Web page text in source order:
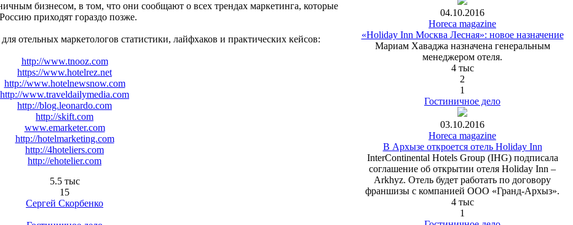
бизнесом, в том, что они сообщают о всех трендах маркетинга, которые
приходят гораздо позже.
отельных маркетологов статистики, лайфхаков и практических кейсов:
http://www.tnooz.com
https://www.hotelrez.net
http://www.hotelnewsnow.com
http://www.traveldailymedia.com
http://blog.leonardo.com
http://skift.com
www.emarketer.com
http://hotelmarketing.com
http://4hoteliers.com
http://ehotelier.com
5.5 тыс
15
Сергей Скорбенко
04.10.2016
Horeca magazine
«Holiday Inn Москва Лесная»: новое назначение
Мариам Хаваджа назначена генеральным
менеджером отеля.
4 тыс
2
1
Гостиничное дело
03.10.2016
Horeca magazine
В Архызе откроется отель Holiday Inn
InterContinental Hotels Group (IHG) подписала
соглашение об открытии отеля Holiday Inn –
Arkhyz. Отель будет работать по договору
франшизы с компанией ООО «Гранд-Архыз».
4 тыс
1